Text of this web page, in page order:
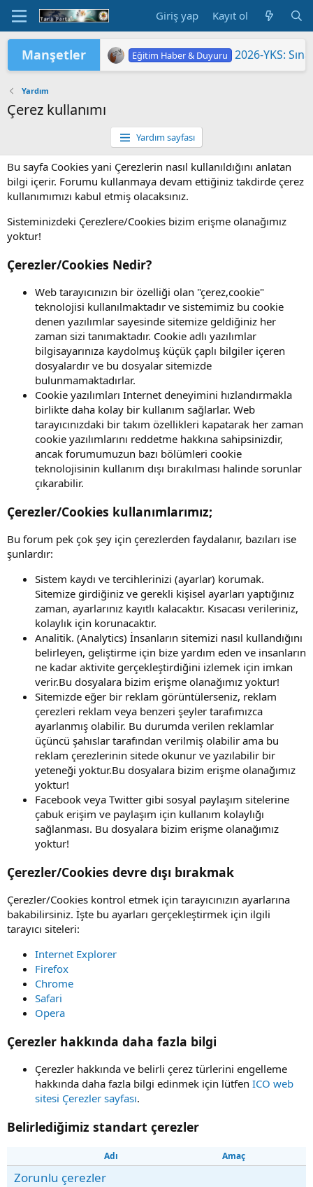
Giriş yap Kayıt ol
Manşetler Eğitim Haber & Duyuru 2026-YKS:
Yardım
Çerez kullanımı
Yardım sayfası
Bu sayfa Cookies yani Çerezlerin nasıl kullanıldığını anlatan
bilgi içerir. Forumu kullanmaya devam ettiğiniz takdirde çerez
kullanımımızı kabul etmiş olacaksınız.
Sisteminizdeki Çerezlere/Cookies bizim erişme olanağımız
yoktur!
Çerezler/Cookies Nedir?
Web tarayıcınızın bir özelliği olan "çerez,cookie"
teknolojisi kullanılmaktadır ve sistemimiz bu cookie
denen yazılımlar sayesinde sitemize geldiğiniz her
zaman sizi tanımaktadır. Cookie adlı yazılımlar
bilgisayarınıza kaydolmuş küçük çaplı bilgiler içeren
dosyalardır ve bu dosyalar sitemizde
bulunmamaktadırlar.
Cookie yazılımları Internet deneyimini hızlandırmakla
birlikte daha kolay bir kullanım sağlarlar. Web
tarayıcınızdaki bir takım özellikleri kapatarak her zaman
cookie yazılımlarını reddetme hakkına sahipsinizdir,
ancak forumumuzun bazı bölümleri cookie
teknolojisinin kullanım dışı bırakılması halinde sorunlar
çıkarabilir.
Çerezler/Cookies kullanımlarımız;
Bu forum pek çok şey için çerezlerden faydalanır, bazıları ise
şunlardır:
Sistem kaydı ve tercihlerinizi (ayarlar) korumak.
Sitemize girdiğiniz ve gerekli kişisel ayarları yaptığınız
zaman, ayarlarınız kayıtlı kalacaktır. Kısacası verileriniz,
kolaylık için korunacaktır.
Analitik. (Analytics) İnsanların sitemizi nasıl kullandığını
belirleyen, geliştirme için bize yardım eden ve insanların
ne kadar aktivite gerçekleştirdiğini izlemek için imkan
verir.Bu dosyalara bizim erişme olanağımız yoktur!
Sitemizde eğer bir reklam görüntülerseniz, reklam
çerezleri reklam veya benzeri şeyler tarafımızca
ayarlanmış olabilir. Bu durumda verilen reklamlar
üçüncü şahıslar tarafından verilmiş olabilir ama bu
reklam çerezlerinin sitede okunur ve yazılabilir bir
yeteneği yoktur.Bu dosyalara bizim erişme olanağımız
yoktur!
Facebook veya Twitter gibi sosyal paylaşım sitelerine
çabuk erişim ve paylaşım için kullanım kolaylığı
sağlanması. Bu dosyalara bizim erişme olanağımız
yoktur!
Çerezler/Cookies devre dışı bırakmak
Çerezler/Cookies kontrol etmek için tarayıcınızın ayarlarına
bakabilirsiniz. İşte bu ayarları gerçekleştirmek için ilgili
tarayıcı siteleri:
Internet Explorer
Firefox
Chrome
Safari
Opera
Çerezler hakkında daha fazla bilgi
Çerezler hakkında ve belirli çerez türlerini engelleme
hakkında daha fazla bilgi edinmek için lütfen ICO web
sitesi Çerezler sayfası.
Belirlediğimiz standart çerezler
Adı Amaç
Zorunlu çerezler